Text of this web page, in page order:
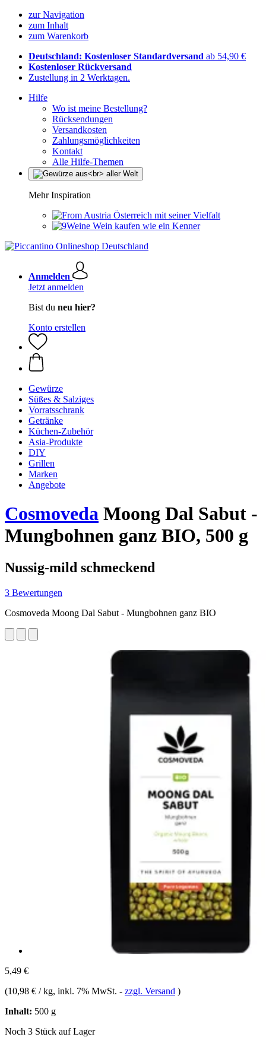
zur Navigation
zum Inhalt
zum Warenkorb
Deutschland: Kostenloser Standardversand ab 54,90 €
Kostenloser Rückversand
Zustellung in 2 Werktagen.
Hilfe
Wo ist meine Bestellung?
Rücksendungen
Versandkosten
Zahlungsmöglichkeiten
Kontakt
Alle Hilfe-Themen
Mehr Inspiration
Österreich mit seiner Vielfalt
Wein kaufen wie ein Kenner
Anmelden
Jetzt anmelden
Bist du neu hier?
Konto erstellen
Gewürze
Süßes & Salziges
Vorratsschrank
Getränke
Küchen-Zubehör
Asia-Produkte
DIY
Grillen
Marken
Angebote
Cosmoveda Moong Dal Sabut -
Mungbohnen ganz BIO, 500 g
Nussig-mild schmeckend
3 Bewertungen
Cosmoveda Moong Dal Sabut - Mungbohnen ganz BIO
5,49 €
(10,98 € / kg, inkl. 7% MwSt. - zzgl. Versand )
Inhalt: 500 g
Noch 3 Stück auf Lager